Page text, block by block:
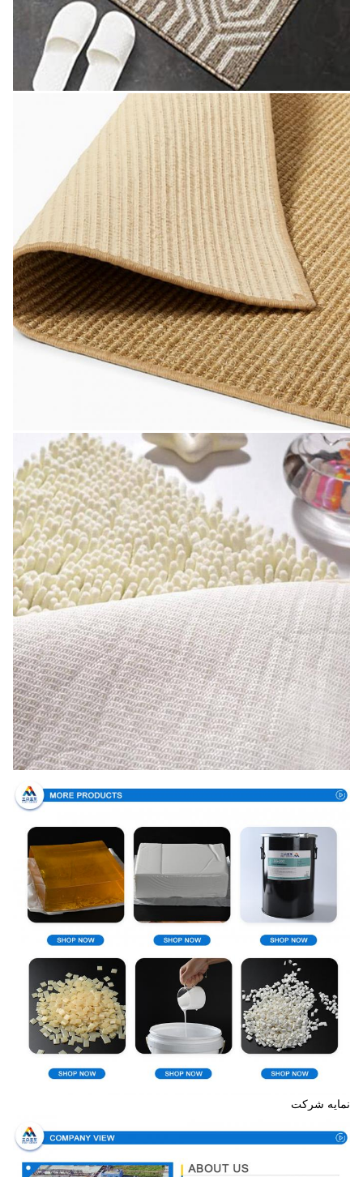
نمایه شرکت